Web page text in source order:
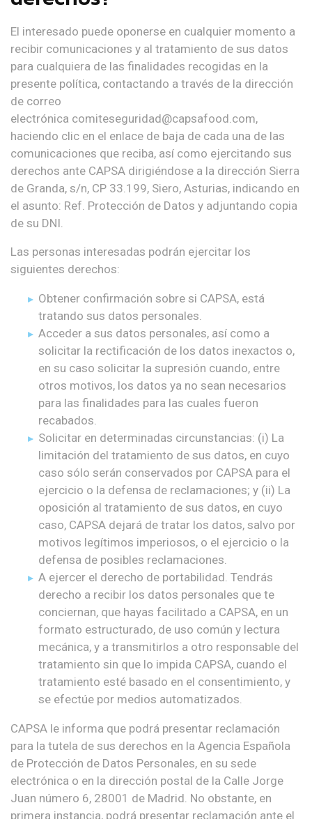
El interesado puede oponerse en cualquier momento a
recibir comunicaciones y al tratamiento de sus datos
para cualquiera de las finalidades recogidas en la
presente política, contactando a través de la dirección
de correo
electrónica comiteseguridad@capsafood.com,
haciendo clic en el enlace de baja de cada una de las
comunicaciones que reciba, así como ejercitando sus
derechos ante CAPSA dirigiéndose a la dirección Sierra
de Granda, s/n, CP 33.199, Siero, Asturias, indicando en
el asunto: Ref. Protección de Datos y adjuntando copia
de su DNI.
Las personas interesadas podrán ejercitar los
siguientes derechos:
Obtener confirmación sobre si CAPSA, está
tratando sus datos personales.
Acceder a sus datos personales, así como a
solicitar la rectificación de los datos inexactos o,
en su caso solicitar la supresión cuando, entre
otros motivos, los datos ya no sean necesarios
para las finalidades para las cuales fueron
recabados.
Solicitar en determinadas circunstancias: (i) La
limitación del tratamiento de sus datos, en cuyo
caso sólo serán conservados por CAPSA para el
ejercicio o la defensa de reclamaciones; y (ii) La
oposición al tratamiento de sus datos, en cuyo
caso, CAPSA dejará de tratar los datos, salvo por
motivos legítimos imperiosos, o el ejercicio o la
defensa de posibles reclamaciones.
A ejercer el derecho de portabilidad. Tendrás
derecho a recibir los datos personales que te
conciernan, que hayas facilitado a CAPSA, en un
formato estructurado, de uso común y lectura
mecánica, y a transmitirlos a otro responsable del
tratamiento sin que lo impida CAPSA, cuando el
tratamiento esté basado en el consentimiento, y
se efectúe por medios automatizados.
CAPSA le informa que podrá presentar reclamación
para la tutela de sus derechos en la Agencia Española
de Protección de Datos Personales, en su sede
electrónica o en la dirección postal de la Calle Jorge
Juan número 6, 28001 de Madrid. No obstante, en
primera instancia, podrá presentar reclamación ante el